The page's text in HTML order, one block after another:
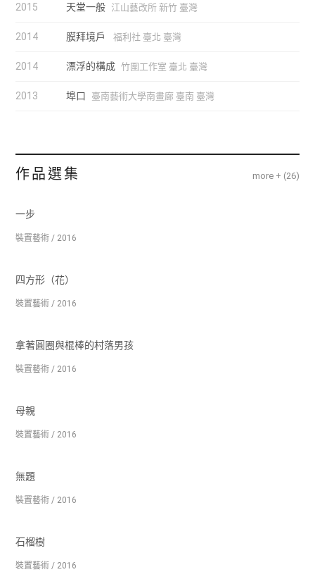
2015 天堂一般 江山藝改所 新竹 臺灣
2014 膜拜境戶 福利社 臺北 臺灣
2014 漂浮的構成 竹圍工作室 臺北 臺灣
2013 埠口 臺南藝術大學南畫廊 臺南 臺灣
作品選集 more + (26)
一步
裝置藝術 / 2016
四方形（花）
裝置藝術 / 2016
拿著圓圈與棍棒的村落男孩
裝置藝術 / 2016
母親
裝置藝術 / 2016
無題
裝置藝術 / 2016
石榴樹
裝置藝術 / 2016